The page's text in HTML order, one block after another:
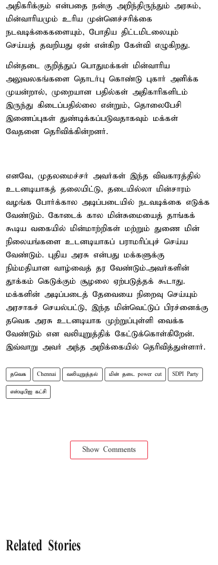
அதிகரிக்கும் என்பதை நன்கு அறிந்திருந்தும் அரசும்,
மின்வாரியமும் உரிய முன்னெச்சரிக்கை
நடவடிக்கைகளையும், போதிய திட்டமிடலையும்
செய்யத் தவறியது ஏன் என்கிற கேள்வி எழுகிறது.
மின்தடை குறித்துப் பொதுமக்கள் மின்வாரிய
அலுவலகங்களை தொடர்பு கொண்டு புகார் அளிக்க
முயன்றால், முறையான பதில்கள் அதிகாரிகளிடம்
இருந்து கிடைப்பதில்லை என்றும், தொலைபேசி
இணைப்புகள் துண்டிக்கப்படுவதாகவும் மக்கள்
வேதனை தெரிவிக்கின்றனர்.
எனவே, முதலமைச்சர் அவர்கள் இந்த விவகாரத்தில்
உடனடியாகத் தலையிட்டு, தடையில்லா மின்சாரம்
வழங்க போர்க்கால அடிப்படையில் நடவடிக்கை எடுக்க
வேண்டும். கோடைக் கால மின்சுமையைத் தாங்கக்
கூடிய வகையில் மின்மாற்றிகள் மற்றும் துணை மின்
நிலையங்களை உடனடியாகப் பராமரிப்புச் செய்ய
வேண்டும். புதிய அரசு என்பது மக்களுக்கு
நிம்மதியான வாழ்வைத் தர வேண்டும்.அவர்களின்
தூக்கம் கெடுக்கும் சூழலை ஏற்படுத்தக் கூடாது.
மக்களின் அடிப்படைத் தேவையை நிறைவு செய்யும்
அரசாகச் செயல்பட்டு, இந்த மின்வெட்டுப் பிரச்னைக்கு
தவெக அரசு உடனடியாக முற்றுப்புள்ளி வைக்க
வேண்டும் என வலியுறுத்திக் கேட்டுக்கொள்கிறேன்.
இவ்வாறு அவர் அந்த அறிக்கையில் தெரிவித்துள்ளார்.
தவெக Chennai வலியுறுத்தல் மின் தடை power cut SDPI Party
எஸ்டிபிஐ கட்சி
Show Comments
Related Stories